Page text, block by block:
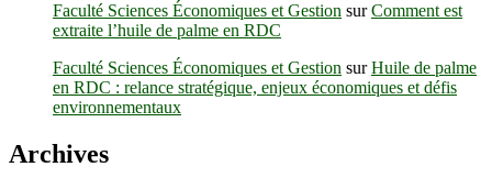
Faculté Sciences Économiques et Gestion surComment est
extraite l’huile de palme en RDC
Faculté Sciences Économiques et Gestion surHuile de palme
en RDC : relance stratégique, enjeux économiques et défis
environnementaux
Archives